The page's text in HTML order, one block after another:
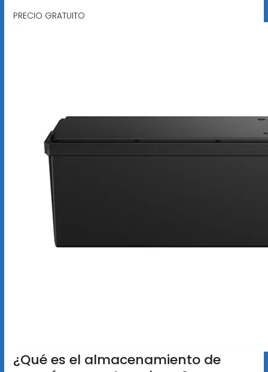
PRECIO GRATUITO
¿Qué es el almacenamiento de